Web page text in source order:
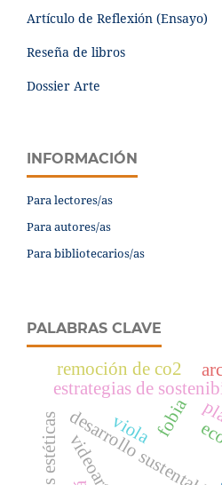
Artículo de Reflexión (Ensayo)
Reseña de libros
Dossier Arte
INFORMACIÓN
Para lectores/as
Para autores/as
Para bibliotecarios/as
PALABRAS CLAVE
desarrollo sustentable
estrategias de
viola
videoarte
fobia
remoción de co2